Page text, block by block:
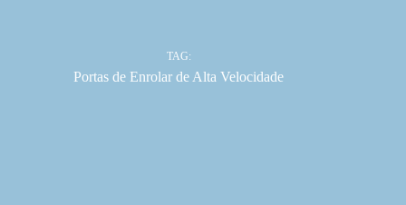
TAG:
Portas de Enrolar de Alta Velocidade